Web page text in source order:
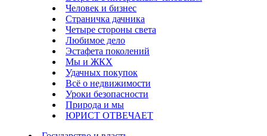
Человек и бизнес
Страничка дачника
Четыре стороны света
Любимое дело
Эстафета поколений
Мы и ЖКХ
Удачных покупок
Всё о недвижимости
Уроки безопасности
Природа и мы
ЮРИСТ ОТВЕЧАЕТ